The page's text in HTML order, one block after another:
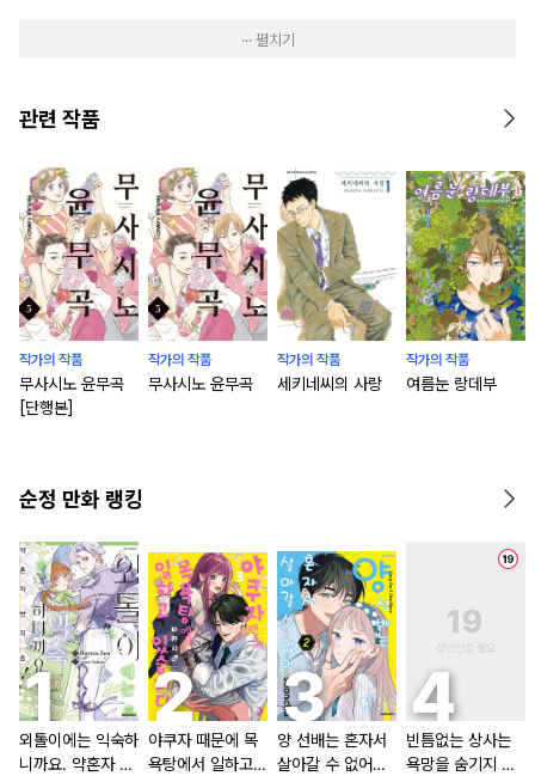
··· 펼치기
관련 작품
작가의 작품
무사시노 윤무곡
[단행본]
작가의 작품
무사시노 윤무곡
작가의 작품
세키네씨의 사랑
작가의 작품
여름눈 랑데부
순정 만화 랭킹
외톨이에는 익숙하
니까요. 약혼자 방
야쿠자 때문에 목
욕탕에서 일하고
양 선배는 혼자서
살아갈 수 없어
빈틈없는 상사는
욕망을 숨기지 않